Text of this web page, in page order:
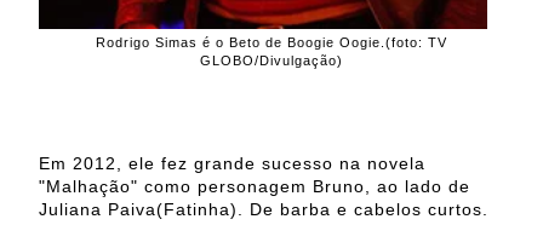
Rodrigo Simas é o Beto de Boogie Oogie.(foto: TV
GLOBO/Divulgação)
Em 2012, ele fez grande sucesso na novela
"Malhação" como personagem Bruno, ao lado de
Juliana Paiva(Fatinha). De barba e cabelos curtos.